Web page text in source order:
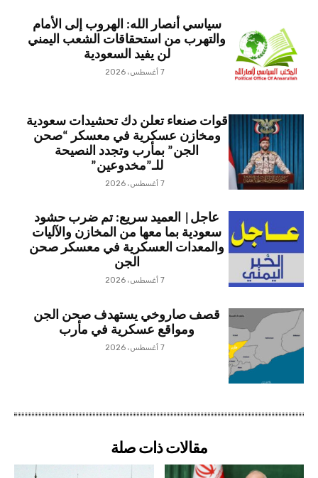
سياسي أنصار الله: الهروب إلى الأمام
والتهرب من استحقاقات الشعب اليمني
لن يفيد السعودية
7 أغسطس، 2026
قوات صنعاء تعلن دك تحشيدات سعودية
ومخازن عسكرية في معسكر “صحن
الجن” بمأرب وتجدد النصيحة
للـ”مخدوعين”
7 أغسطس، 2026
عاجل| العميد سريع: تم ضرب حشود
سعودية بما معها من المخازن والآليات
والمعدات العسكرية في معسكر صحن
الجن
7 أغسطس، 2026
قصف صاروخي يستهدف صحن الجن
ومواقع عسكرية في مأرب
7 أغسطس، 2026
مقالات ذات صلة